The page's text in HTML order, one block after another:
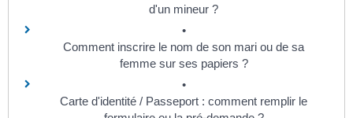
d'un mineur ?
Comment inscrire le nom de son mari ou de sa
femme sur ses papiers ?
Carte d'identité / Passeport : comment remplir le